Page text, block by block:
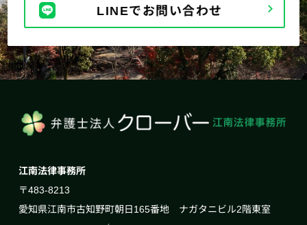
LINEでお問い合わせ
江南法律事務所
〒483-8213
愛知県江南市古知野町朝日165番地 ナガタニビル2階東室